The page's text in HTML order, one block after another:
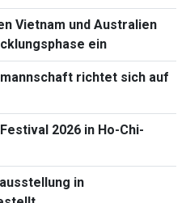
Vietnam und Australien
ein
richtet sich auf
2026 in Ho-Chi-
in